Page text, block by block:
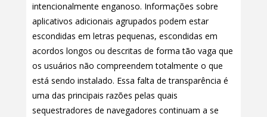
intencionalmente enganoso. Informações sobre
aplicativos adicionais agrupados podem estar
escondidas em letras pequenas, escondidas em
acordos longos ou descritas de forma tão vaga que
os usuários não compreendem totalmente o que
está sendo instalado. Essa falta de transparência é
uma das principais razões pelas quais
sequestradores de navegadores continuam a se